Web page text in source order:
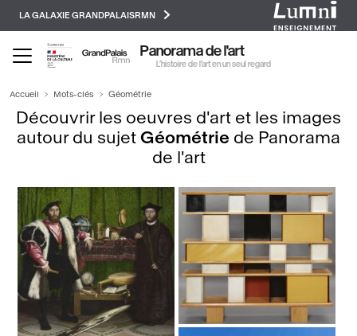
principal
LA GALAXIE GRANDPALAISRMN
Panorama de l'art
L’histoire de l’art en un seul regard
Accueil Mots-clés Géométrie
Découvrir les oeuvres d'art et les images
autour du sujet Géométrie de Panorama
de l'art